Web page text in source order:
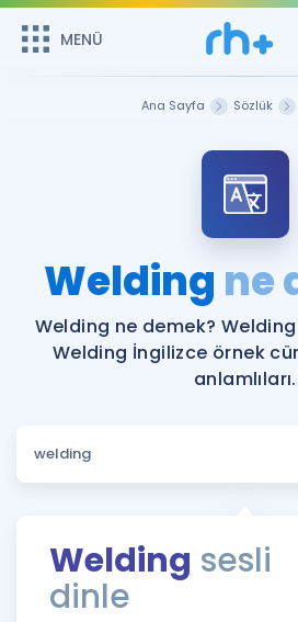
MENÜ
Şifremi
ÜYE
Sepetin Şu An
Remzi Hoca ile seni sınava
bekliyor!
MENÜ
Katılımcı Görüşleri
Faydalı Araçlar
Sözlük
Rehberlik Aracı
ÖSYM Sınav Takvimi
Hakkımızda
Ana Sayfa Sözlük
Welding ne
Welding ne demek?
Welding İngilizce örnek
anlamlıları.
Welding sesli
dinle